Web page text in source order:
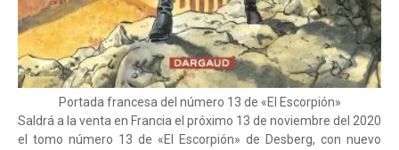
Portada francesa del número 13 de «El Escorpión»
Saldrá a la venta en Francia el próximo 13 de noviembre del 2020
el tomo número 13 de «El Escorpión» de Desberg, con nuevo